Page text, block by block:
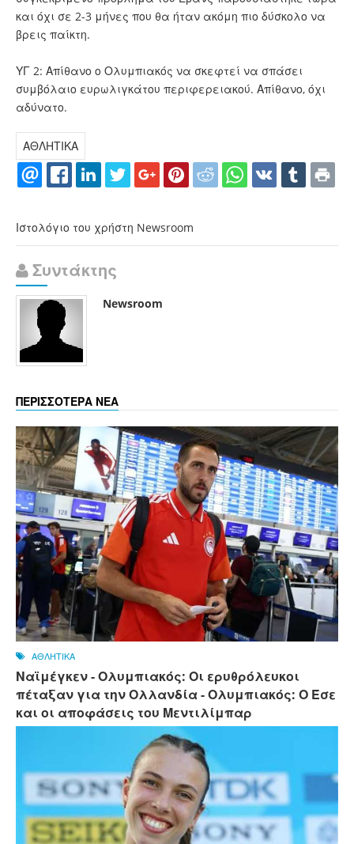
και όχι σε 2-3 μήνες που θα ήταν ακόμη πιο δύσκολο να
βρεις παίκτη.
ΥΓ 2: Απίθανο ο Ολυμπιακός να σκεφτεί να σπάσει
συμβόλαιο ευρωλιγκάτου περιφερειακού. Απίθανο, όχι
αδύνατο.
ΑΘΛΗΤΙΚΑ
Ιστολόγιο του χρήστη Newsroom
Συντάκτης
Newsroom
ΠΕΡΙΣΣΟΤΕΡΑ ΝΕΑ
ΑΘΛΗΤΙΚΑ
Ναϊμέγκεν - Ολυμπιακός: Οι ερυθρόλευκοι
πέταξαν για την Ολλανδία - Ολυμπιακός: Ο Έσε
και οι αποφάσεις του Μεντιλίμπαρ